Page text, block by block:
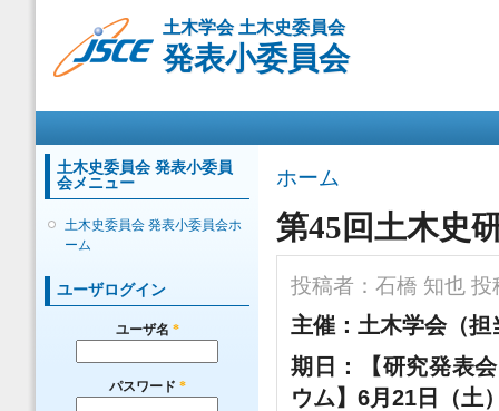
動
土木学会 土木史委員会
発表小委員会
土木史委員会 発表小委員
会メニュー
土木史委員会 発表小委員会ホ
ーム
ユーザログイン
ユーザ名 *
パスワード *
現在地
ホーム
第45回土木史
投稿者：石橋 知也 投
主催：土木学会（担
期日：【研究発表
ウム】6月21日（土